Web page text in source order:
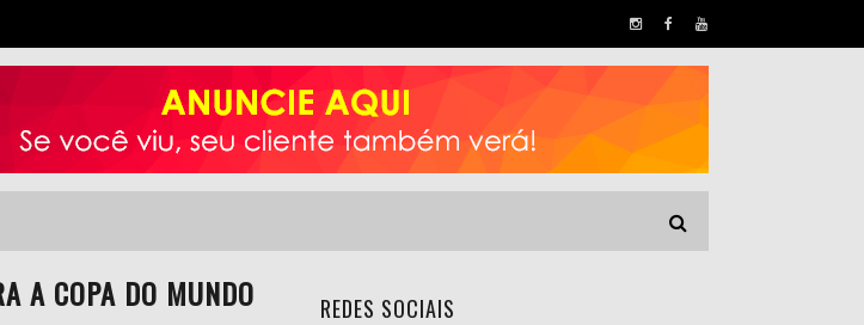
A COPA DO MUNDO
REDES SOCIAIS